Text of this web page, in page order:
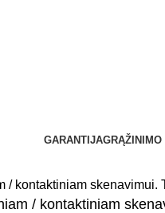
GARANTIJA
/ kontaktiniam